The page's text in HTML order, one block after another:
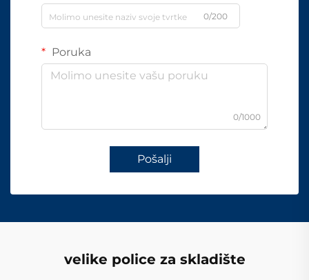
0/200
Poruka
0/1000
Pošalji
velike police za skladište